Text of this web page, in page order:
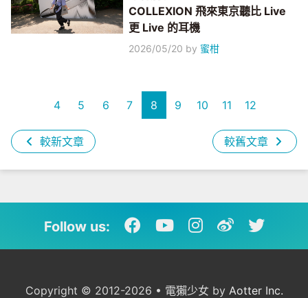
COLLEXION 飛來東京聽比 Live
更 Live 的耳機
2026/05/20 by 蜜柑
較新文章
4 5 6 7 8 9 10 11 12
較舊文章
Follow us:
Copyright © 2012-2026 • 電獺少女 by Aotter Inc.